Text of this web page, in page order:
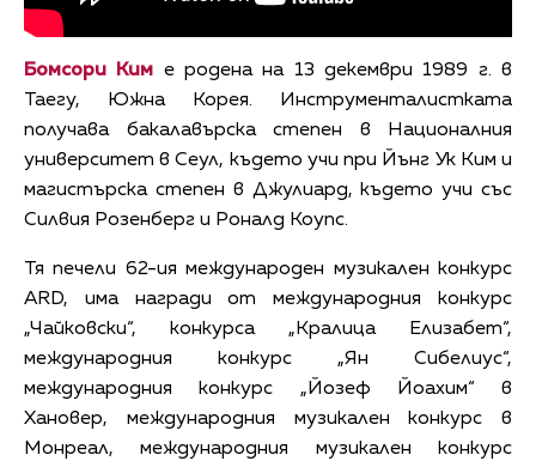
Бомсори Ким е родена на 13 декември 1989 г. в
Таегу, Южна Корея. Инструменталистката
получава бакалавърска степен в Националния
университет в Сеул, където учи при Йънг Ук Ким и
магистърска степен в Джулиард, където учи със
Силвия Розенберг и Роналд Коупс.
Тя печели 62-ия международен музикален конкурс
ARD, има награди от международния конкурс
„Чайковски“, конкурса „Кралица Елизабет“,
международния конкурс „Ян Сибелиус“,
международния конкурс „Йозеф Йоахим“ в
Хановер, международния музикален конкурс в
Монреал, международния музикален конкурс